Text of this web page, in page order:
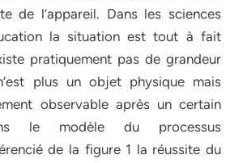
de l’appareil. Dans les sciences
la situation est tout à fait
pratiquement pas de grandeur
plus un objet physique mais
observable après un certain
le modèle du processus
de la figure 1 la réussite du